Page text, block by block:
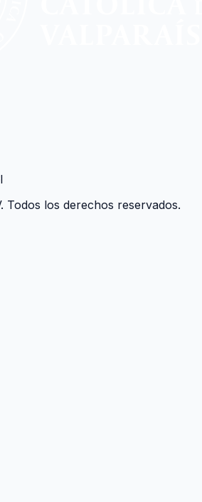
Todos los derechos reservados.